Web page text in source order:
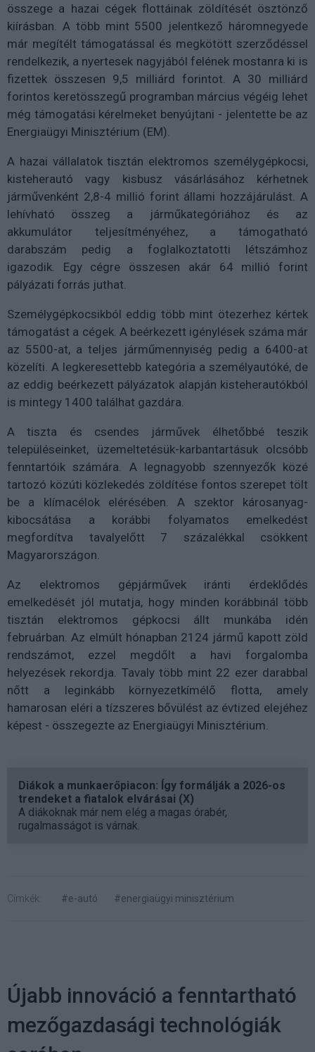
összege a hazai cégek flottáinak zöldítését ösztönző
kiírásban. A több mint 5500 jelentkező háromnegyede
már megítélt támogatással és megkötött szerződéssel
rendelkezik, a nyertesek nagyjából felének mostanra ki is
fizettek összesen 9,5 milliárd forintot. A 30 milliárd
forintos keretösszegű programban március végéig lehet
még támogatási kérelmeket benyújtani - jelentette be az
Energiaügyi Minisztérium (EM).
A hazai vállalatok tisztán elektromos személygépkocsi,
kisteherautó vagy kisbusz vásárlásához kérhetnek
járművenként 2,8-4 millió forint állami hozzájárulást. A
lehívható összeg a járműkategóriához és az
akkumulátor teljesítményéhez, a támogatható
darabszám pedig a foglalkoztatotti létszámhoz
igazodik. Egy cégre összesen akár 64 millió forint
pályázati forrás juthat.
Személygépkocsikból eddig több mint ötezerhez kértek
támogatást a cégek. A beérkezett igénylések száma már
az 5500-at, a teljes járműmennyiség pedig a 6400-at
közelíti. A legkeresettebb kategória a személyautóké, de
az eddig beérkezett pályázatok alapján kisteherautókból
is mintegy 1400 találhat gazdára.
A tiszta és csendes járművek élhetőbbé teszik
településeinket, üzemeltetésük-karbantartásuk olcsóbb
fenntartóik számára. A legnagyobb szennyezők közé
tartozó közúti közlekedés zöldítése fontos szerepet tölt
be a klímacélok elérésében. A szektor károsanyag-
kibocsátása a korábbi folyamatos emelkedést
megfordítva tavalyelőtt 7 százalékkal csökkent
Magyarországon.
Az elektromos gépjárművek iránti érdeklődés
emelkedését jól mutatja, hogy minden korábbinál több
tisztán elektromos gépkocsi állt munkába idén
februárban. Az elmúlt hónapban 2124 jármű kapott zöld
rendszámot, ezzel megdőlt a havi forgalomba
helyezések rekordja. Tavaly több mint 22 ezer darabbal
nőtt a leginkább környezetkímélő flotta, amely
hamarosan eléri a tízszeres bővülést az évtized elejéhez
képest - összegezte az Energiaügyi Minisztérium.
Diákok a munkaerőpiacon: Így formálják a 2026-os
trendeket a fiatalok elvárásai (X)
A diákoknak már nem elég a magas órabér,
rugalmasságot is várnak.
Címkék: #e-autó #energiaügyi minisztérium
Újabb innováció a fenntartható
mezőgazdasági technológiák